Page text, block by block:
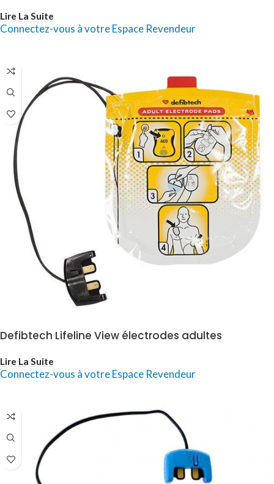
Lire La Suite
Connectez-vous à votre Espace Revendeur
Defibtech Lifeline View électrodes adultes
Lire La Suite
Connectez-vous à votre Espace Revendeur